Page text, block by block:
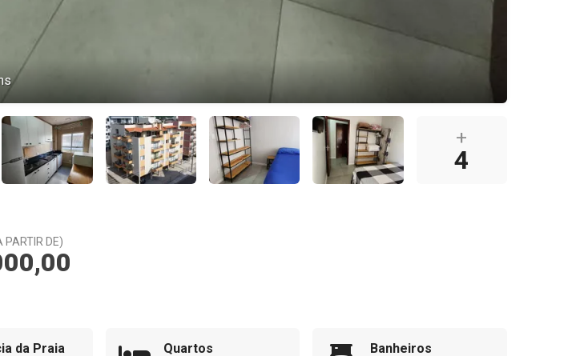
+
4
PARTIR DE)
da Praia
Quartos
Banheiros